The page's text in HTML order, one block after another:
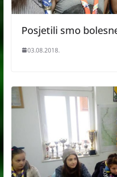
Posjetili smo
03.08.2018.